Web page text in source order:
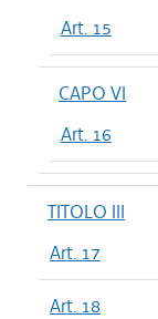
Art. 15
CAPO VI
Art. 16
TITOLO III
Art. 17
Art. 18